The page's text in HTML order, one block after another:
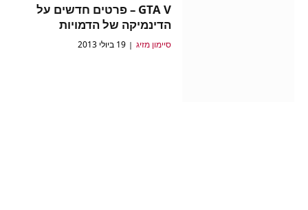
GTA V – פרטים חדשים על
הדינמיקה של הדמויות
סיימון מזיג 19 ביולי 2013